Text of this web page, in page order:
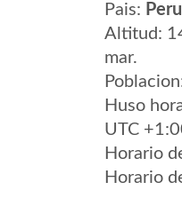
Pais: Peru
Altitud:
mar.
Huso
UTC
Horario
Horario